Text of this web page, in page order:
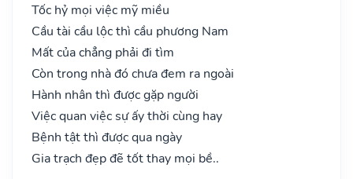
Tốc hỷ mọi việc mỹ miều
Cầu tài cầu lộc thì cầu phương Nam
Mất của chẳng phải đi tìm
Còn trong nhà đó chưa đem ra ngoài
Hành nhân thì được gặp người
Việc quan việc sự ấy thời cùng hay
Bệnh tật thì được qua ngày
Gia trạch đẹp đẽ tốt thay mọi bề..